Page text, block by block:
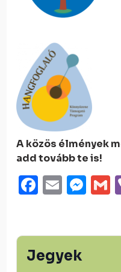
A közös élmények
add tovább te is!
Email
Jegyek